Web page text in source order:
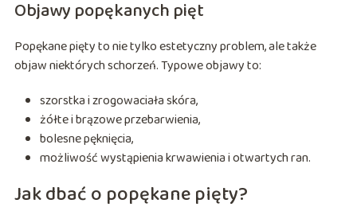
Objawy popękanych pięt
Popękane pięty to nie tylko estetyczny problem, ale także
objaw niektórych schorzeń. Typowe objawy to:
szorstka i zrogowaciała skóra,
żółte i brązowe przebarwienia,
bolesne pęknięcia,
możliwość wystąpienia krwawienia i otwartych ran.
Jak dbać o popękane pięty?